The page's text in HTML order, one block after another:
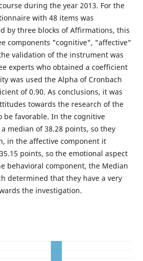
during the year 2013. For the
with 48 items was
by three blocks of Affirmations, this
components "cognitive", "affective"
validation of the instrument was
experts who obtained a coefficient
was used the Alpha of Cronbach
of 0.90. As conclusions, it was
towards the research of the
be favorable. In the cognitive
median of 38.28 points, so they
in the affective component it
points, so the emotional aspect
behavioral component, the Median
determined that they have a very
the investigation.